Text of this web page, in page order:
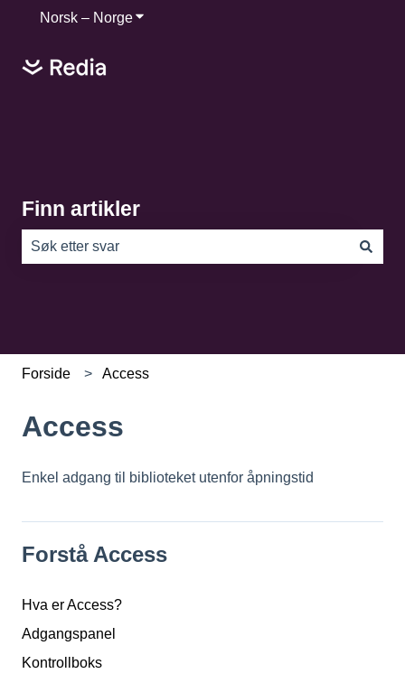
Norsk – NorgeVis undermeny for oversettelser
Finn artikler
Forside Access
Access
Enkel adgang til biblioteket utenfor åpningstid
Forstå Access
Hva er Access?
Adgangspanel
Kontrollboks